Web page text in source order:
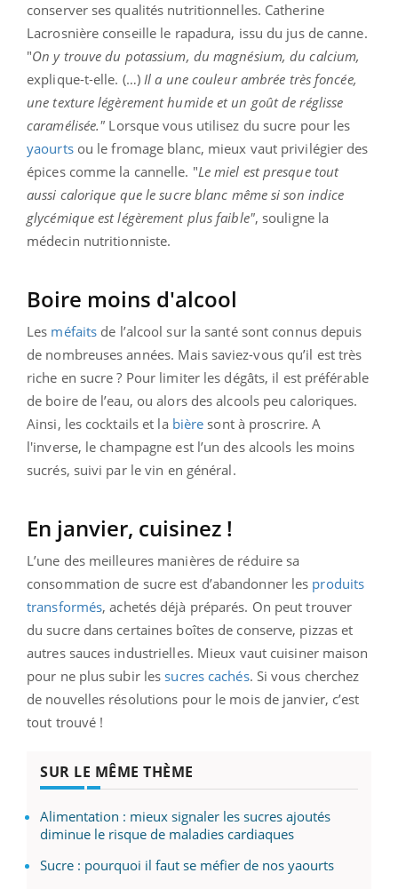
conserver ses qualités nutritionnelles. Catherine
Lacrosnière conseille le rapadura, issu du jus de canne.
"On y trouve du potassium, du magnésium, du calcium,
explique-t-elle. (…) Il a une couleur ambrée très foncée,
une texture légèrement humide et un goût de réglisse
caramélisée." Lorsque vous utilisez du sucre pour les
yaourtsou le fromage blanc, mieux vaut privilégier des
épices comme la cannelle. "Le miel est presque tout
aussi calorique que le sucre blanc même si son indice
glycémique est légèrement plus faible", souligne la
médecin nutritionniste.
Boire moins d'alcool
Les méfaits de l’alcool sur la santé sont connus depuis
de nombreuses années. Mais saviez-vous qu’il est très
riche en sucre ? Pour limiter les dégâts, il est préférable
de boire de l’eau, ou alors des alcools peu caloriques.
Ainsi, les cocktails et la bière sont à proscrire. A
l'inverse, le champagne est l’un des alcools les moins
sucrés, suivi par le vin en général.
En janvier, cuisinez !
L’une des meilleures manières de réduire sa
consommation de sucre est d’abandonner les produits
transformés, achetés déjà préparés. On peut trouver
du sucre dans certaines boîtes de conserve, pizzas et
autres sauces industrielles. Mieux vaut cuisiner maison
pour ne plus subir lessucres cachés. Si vous cherchez
de nouvelles résolutions pour le mois de janvier, c’est
tout trouvé !
SUR LE MÊME THÈME
Alimentation : mieux signaler les sucres ajoutés
diminue le risque de maladies cardiaques
Sucre : pourquoi il faut se méfier de nos yaourts